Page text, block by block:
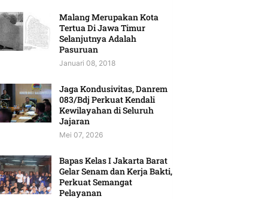
Malang Merupakan Kota
Tertua Di Jawa Timur
Selanjutnya Adalah
Pasuruan
Januari 08, 2018
Jaga Kondusivitas, Danrem
083/Bdj Perkuat Kendali
Kewilayahan di Seluruh
Jajaran
Mei 07, 2026
Bapas Kelas I Jakarta Barat
Gelar Senam dan Kerja Bakti,
Perkuat Semangat
Pelayanan